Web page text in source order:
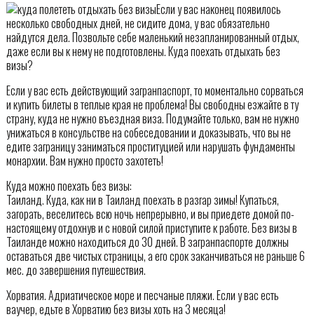
Если у вас наконец появилось
несколько свободных дней, не сидите дома, у вас обязательно
найдутся дела. Позвольте себе маленький незапланированный отдых,
даже если вы к нему не подготовлены. Куда поехать отдыхать без
визы?
Если у вас есть действующий загранпаспорт, то моментально сорваться
и купить билеты в теплые края не проблема! Вы свободны езжайте в ту
страну, куда не нужно въездная виза. Подумайте только, вам не нужно
унижаться в консульстве на собеседовании и доказывать, что вы не
едите заграницу заниматься проституцией или нарушать фундаменты
монархии. Вам нужно просто захотеть!
Куда можно поехать без визы:
Таиланд. Куда, как ни в Таиланд поехать в разгар зимы! Купаться,
загорать, веселитесь всю ночь непрерывно, и вы приедете домой по-
настоящему отдохнув и с новой силой приступите к работе. Без визы в
Таиланде можно находиться до 30 дней. В загранпаспорте должны
оставаться две чистых страницы, а его срок заканчиваться не раньше 6
мес. до завершения путешествия.
Хорватия. Адриатическое море и песчаные пляжи. Если у вас есть
ваучер, едьте в Хорватию без визы хоть на 3 месяца!